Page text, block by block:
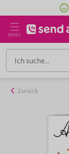
Inhalt
gehen
MENÜ
Zurück